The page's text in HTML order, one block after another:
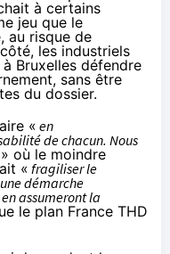
à certains
jeu que le
au risque de
les industriels
Bruxelles défendre
sans être
du dossier.
« en
de chacun. Nous
» où le moindre
« fragiliser le
démarche
assumeront la
le plan France THD